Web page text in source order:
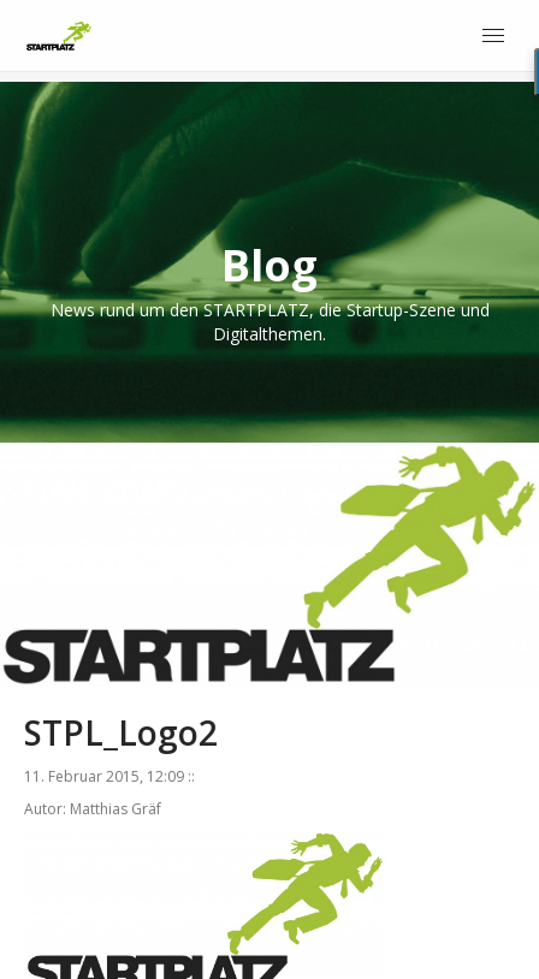
Blog
News rund um den STARTPLATZ, die Startup-Szene und
Digitalthemen.
STPL_Logo2
11. Februar 2015, 12:09 ::
Autor: Matthias Gräf